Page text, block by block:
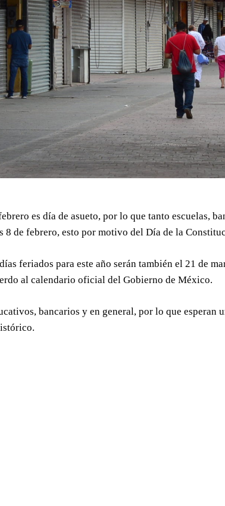
es día de asueto, por lo que tanto escuelas,
8 de febrero, esto por motivo del Día de la
feriados para este año serán también el 21 de
al calendario oficial del Gobierno de México.
bancarios y en general, por lo que esperan